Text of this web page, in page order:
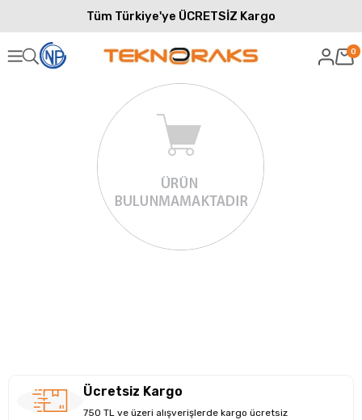
Tüm Türkiye'ye ÜCRETSİZ Kargo
0
Ücretsiz Kargo
750 TL ve üzeri alışverişlerde kargo ücretsiz